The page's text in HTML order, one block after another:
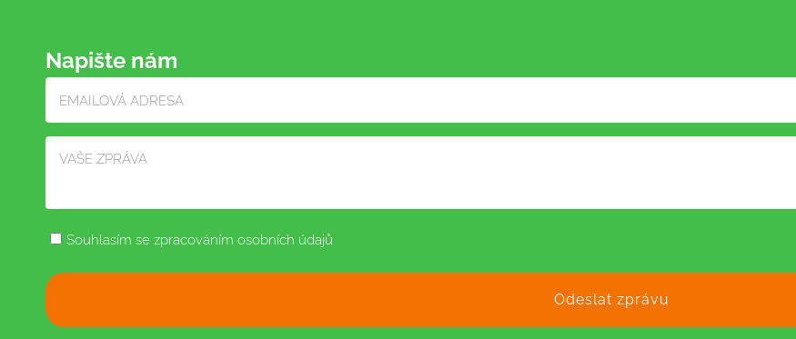
Napište nám
Souhlasím se zpracováním osobních údajů